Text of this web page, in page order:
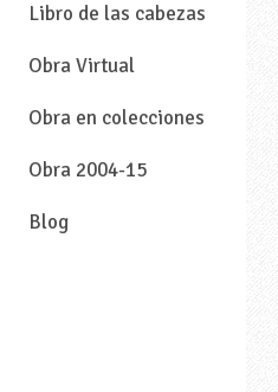
Libro de las cabezas
Obra Virtual
Obra en colecciones
Obra 2004-15
Blog